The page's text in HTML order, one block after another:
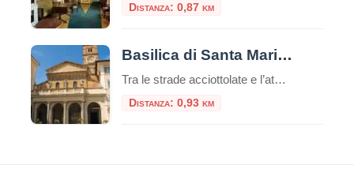
Distanza: 0,87 km
Basilica di Santa Maria in Trastevere
Tra le strade acciottolate e l’atmosfera bohémienne del quartiere Trastevere, sorge una delle più antiche e affascinanti chiese di Roma: la Basilica di Santa Maria in Trastevere. Un luogo che unisce spiritualità, storia e bellezza artistica in un unico colpo d’occhio. Un’antichità che affascina Secondo la tradizione, la basilica fu fondata nel III secolo d.C. […]
Distanza: 0,93 km